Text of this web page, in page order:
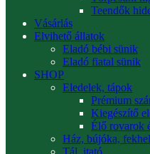
Teendők
Vásárlás
Elvihető állatok
Eladó bébi sünik
Eladó fiatal sünik
SHOP
Eledelek, tápok
Prémium
Kiegészítő
Élő rovarok
Ház, bújóka,
Tál, itató